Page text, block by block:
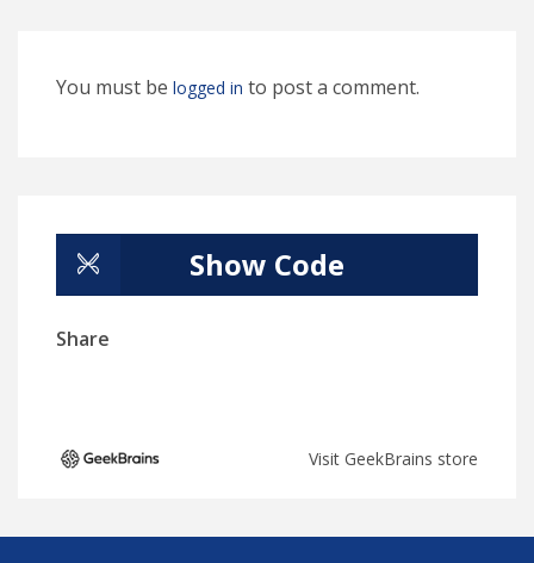
You must be logged in to post a comment.
Show Code
Share
Visit GeekBrains store